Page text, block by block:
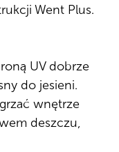
Went Plus.
UV dobrze
do jesieni.
wnętrze
deszczu,